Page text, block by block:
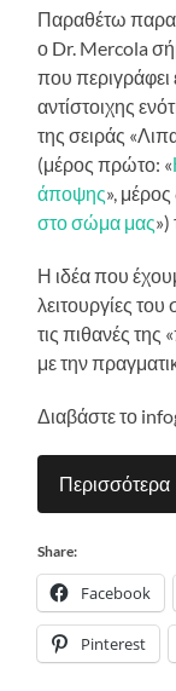
Παραθέτω
ο Dr. Mercola
που περιγράφει
αντίστοιχης
της σειράς
(μέρος πρώτο: «
άποψης»,
στο σώμα μας»)
Η ιδέα που
λειτουργίες
τις πιθανές της
με την
Διαβάστε το
Περισσότερα
Share:
Facebook
Pinterest